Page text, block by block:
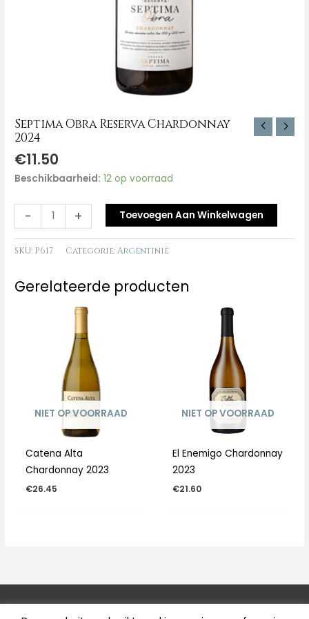
Septima Obra Reserva Chardonnay
2024
€11.50
Beschikbaarheid: 12 op voorraad
- + Toevoegen Aan Winkelwagen
SKU: P617 Categorie:Argentinië
Gerelateerde producten
NIET OP VOORRAAD
Catena Alta
Chardonnay 2023
€26.45
NIET OP VOORRAAD
El Enemigo Chardonnay
2023
€21.60